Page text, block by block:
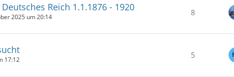
Reich 1.1.1876 - 1920
2025 um 20:14 8
17:12 5